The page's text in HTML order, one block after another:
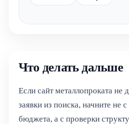
Что делать дальше
Если сайт металлопроката не
заявки из поиска, начните не
бюджета, а с проверки